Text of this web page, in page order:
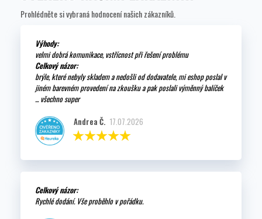
Prohlédněte si vybraná hodnocení našich zákazníků.
Výhody:
velmi dobrá komunikace, vstřícnost při řešení problému
Celkový názor:
brýle, které nebyly skladem a nedošli od dodavatele, mi eshop poslal v
jiném barevném provedení na zkoušku a pak poslali výměnný balíček
... všechno super
Andrea Č. 17.07.2026
Celkový názor:
Rychlé dodání. Vše proběhlo v pořádku.